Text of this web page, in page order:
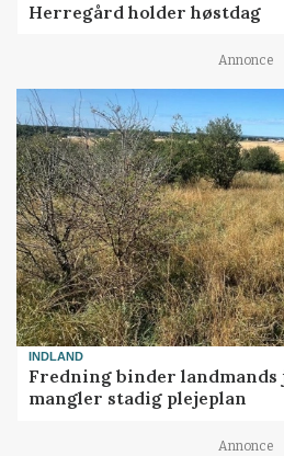
Herregård holder høstdag
Annonce
INDLAND
Fredning binder landmands
mangler stadig plejeplan
Annonce